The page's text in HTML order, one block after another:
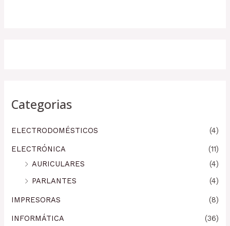
Categorias
ELECTRODOMÉSTICOS (4)
ELECTRÓNICA
(11)
AURICULARES
(4)
PARLANTES
(4)
IMPRESORAS (8)
INFORMÁTICA
(36)